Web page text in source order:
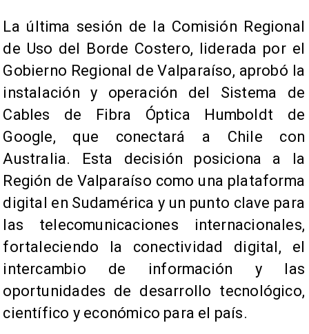
La última sesión de la Comisión Regional
de Uso del Borde Costero, liderada por el
Gobierno Regional de Valparaíso, aprobó la
instalación y operación del Sistema de
Cables de Fibra Óptica Humboldt de
Google, que conectará a Chile con
Australia. Esta decisión posiciona a la
Región de Valparaíso como una plataforma
digital en Sudamérica y un punto clave para
las telecomunicaciones internacionales,
fortaleciendo la conectividad digital, el
intercambio de información y las
oportunidades de desarrollo tecnológico,
científico y económico para el país.